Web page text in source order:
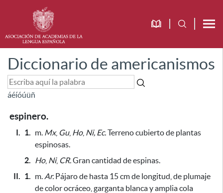
Diccionario de americanismos
áéíóúüñ
espinero.
I. 1. m. Mx, Gu, Ho, Ni, Ec.Terreno cubierto de plantas
espinosas.
2. Ho, Ni, CR.Gran cantidad de espinas.
II. 1. m. Ar. Pájaro de hasta 15 cm de longitud, de plumaje
de color ocráceo, garganta blanca y amplia cola